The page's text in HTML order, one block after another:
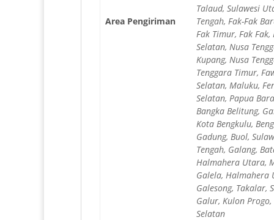
Area Pengiriman
Talaud, Sulawesi
Tengah, Fak-Fak
Fak Timur, Fak
Selatan, Nusa
Kupang, Nusa
Tenggara Timur,
Selatan, Maluku,
Selatan, Papua
Bangka Belitung,
Kota Bengkulu,
Gadung, Buol,
Tengah, Galang,
Halmahera Utara,
Galela, Halmahera
Galesong, Takalar,
Galur, Kulon
Selatan